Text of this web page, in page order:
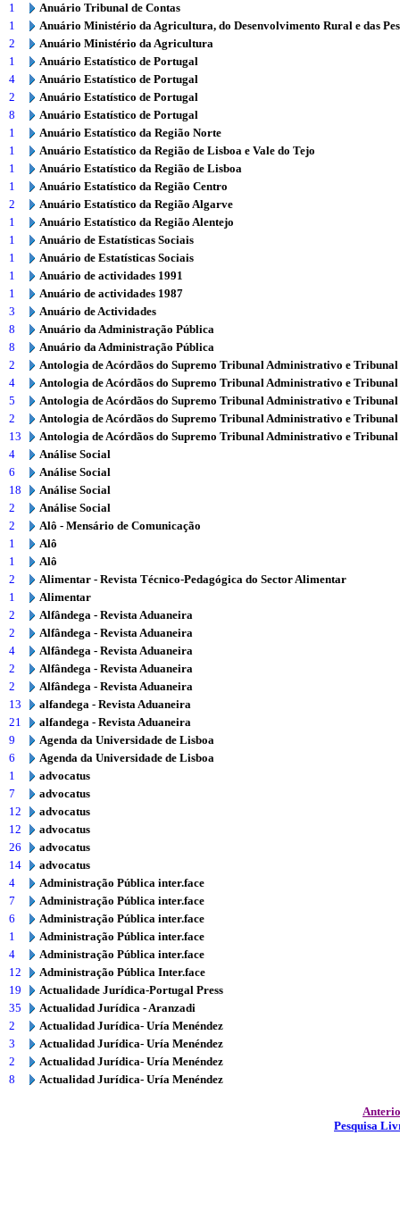
1
Anuário Tribunal de Contas
1
Anuário Ministério da Agricultura, do Desenvolvimento Rural e das
2
Anuário Ministério da Agricultura
1
Anuário Estatístico de Portugal
4
Anuário Estatístico de Portugal
2
Anuário Estatístico de Portugal
8
Anuário Estatístico de Portugal
1
Anuário Estatístico da Região Norte
1
Anuário Estatístico da Região de Lisboa e Vale do Tejo
1
Anuário Estatístico da Região de Lisboa
1
Anuário Estatístico da Região Centro
2
Anuário Estatístico da Região Algarve
1
Anuário Estatístico da Região Alentejo
1
Anuário de Estatísticas Sociais
1
Anuário de Estatísticas Sociais
1
Anuário de actividades 1991
1
Anuário de actividades 1987
3
Anuário de Actividades
8
Anuário da Administração Pública
8
Anuário da Administração Pública
2
Antologia de Acórdãos do Supremo Tribunal Administrativo e
4
Antologia de Acórdãos do Supremo Tribunal Administrativo e
5
Antologia de Acórdãos do Supremo Tribunal Administrativo e
2
Antologia de Acórdãos do Supremo Tribunal Administrativo e
13
Antologia de Acórdãos do Supremo Tribunal Administrativo e
4
Análise Social
6
Análise Social
18
Análise Social
2
Análise Social
2
Alô - Mensário de Comunicação
1
Alô
1
Alô
2
Alimentar - Revista Técnico-Pedagógica do Sector Alimentar
1
Alimentar
2
Alfândega - Revista Aduaneira
2
Alfândega - Revista Aduaneira
4
Alfândega - Revista Aduaneira
2
Alfândega - Revista Aduaneira
2
Alfândega - Revista Aduaneira
13
alfandega - Revista Aduaneira
21
alfandega - Revista Aduaneira
9
Agenda da Universidade de Lisboa
6
Agenda da Universidade de Lisboa
1
advocatus
7
advocatus
12
advocatus
12
advocatus
26
advocatus
14
advocatus
4
Administração Pública inter.face
7
Administração Pública inter.face
6
Administração Pública inter.face
1
Administração Pública inter.face
4
Administração Pública inter.face
12
Administração Pública Inter.face
19
Actualidade Jurídica-Portugal Press
35
Actualidad Jurídica - Aranzadi
2
Actualidad Jurídica- Uría Menéndez
3
Actualidad Jurídica- Uría Menéndez
2
Actualidad Jurídica- Uría Menéndez
8
Actualidad Jurídica- Uría Menéndez
Pesquisa